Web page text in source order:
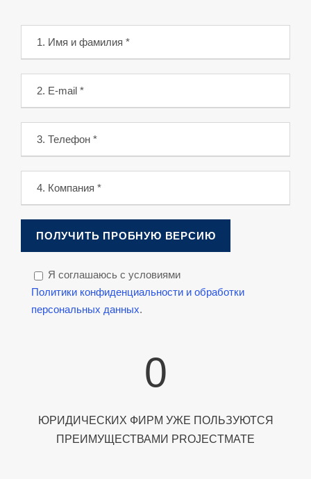
Я соглашаюсь с условиями
Политики конфиденциальности и обработки
персональных данных.
0
ЮРИДИЧЕСКИХ ФИРМ УЖЕ ПОЛЬЗУЮТСЯ
ПРЕИМУЩЕСТВАМИ PROJECTMATE